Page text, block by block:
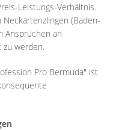
Leistungs-Verhältnis.
(Baden-
Ansprüchen an
zu werden.
Pro Bermuda" ist